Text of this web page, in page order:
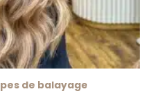
de balayage